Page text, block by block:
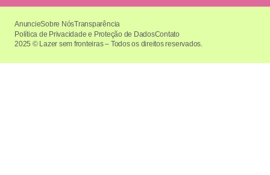
2025 © Lazer sem fronteiras – Todos os direitos reservados.
AnuncieSobre NósTransparência
Política de Privacidade e Proteção de DadosContato